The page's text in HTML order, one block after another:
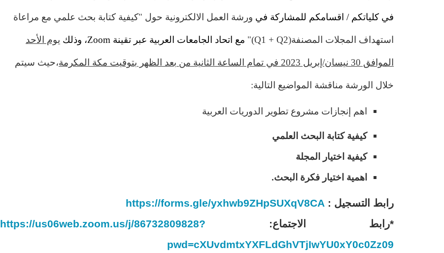
في كلياتكم / اقسامكم للمشاركة في ورشة العمل الالكترونية حول "كيفية كتابة بحث علمي مع مراعاة
استهداف المجلات المصنفة(Q1 + Q2)
" مع اتحاد الجامعات العربية عبر تقينة Zoom، وذلك يوم الأحد
الموافق 30 نيسان/إبريل 2023 في تمام الساعة الثانية من بعد الظهر بتوقيت مكة المكرمة ،حيث سيتم
خلال الورشة مناقشة المواضيع التالية:
اهم إنجازات مشروع تطوير الدوريات العربية
كيفية كتابة البحث العلمي
كيفية اختيار المجلة
اهمية اختيار فكرة البحث.
رابط التسجيل :
https://forms.gle/yxhwb9ZHpSUXqV8CA
*رابط الاجتماع:
https://us06web.zoom.us/j/86732809828?
pwd=cXUvdmtxYXFLdGhVTjIwYU0xY0c0Zz09